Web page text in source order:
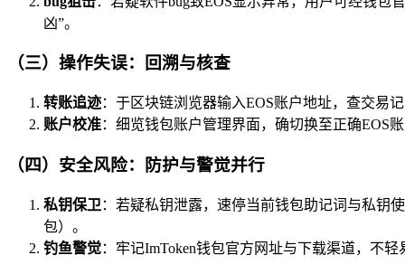
凶”。
（三）操作失误：回溯与核查
转账追迹：于区块链浏览器输入EOS账户地址，查交易
账户校准：细览钱包账户管理界面，确切换至正确EOS
（四）安全风险：防护与警觉并行
私钥保卫 ：若疑私钥泄露，速停当前钱包助记词与私钥
包）。
钓鱼警觉：牢记ImToken钱包官方网址与下载渠道，不